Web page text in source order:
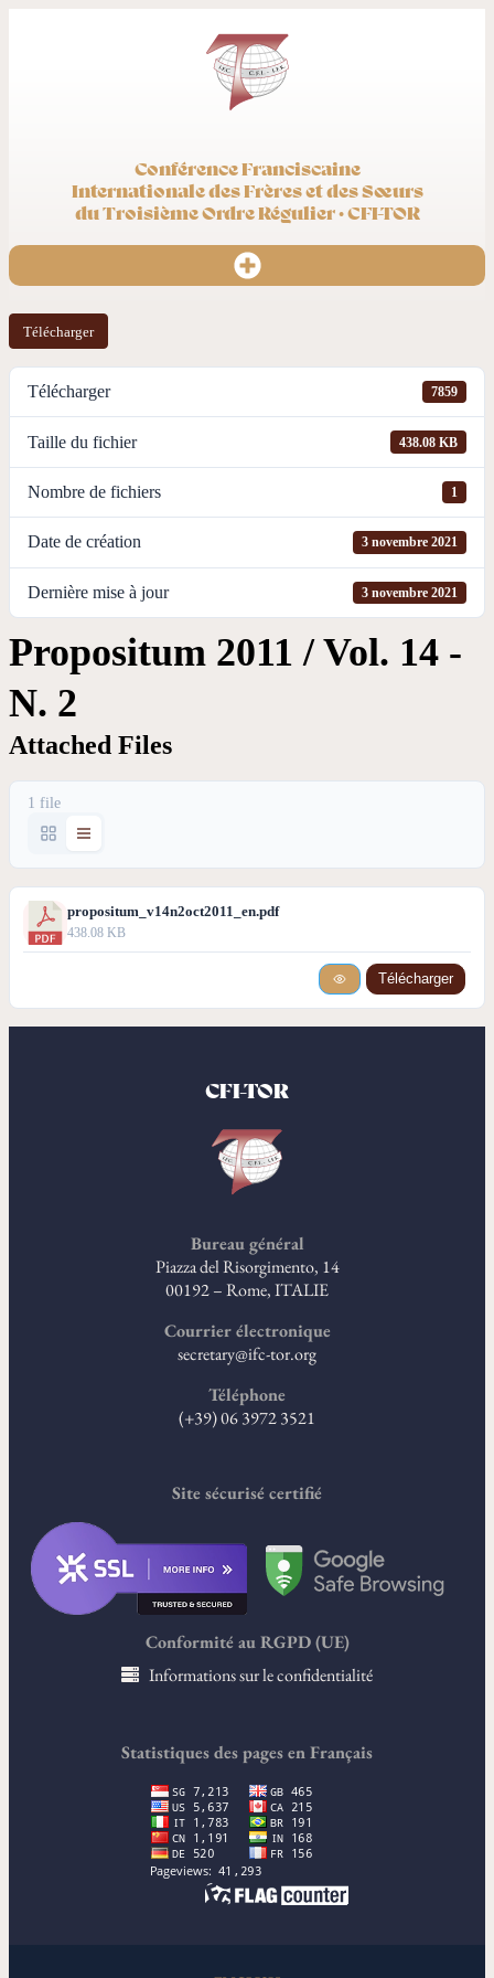
Conférence Franciscaine
Internationale des Frères et des Sœurs
du Troisième Ordre Régulier · CFI-TOR
Télécharger
Télécharger 7859
Taille du fichier 438.08 KB
Nombre de fichiers 1
Date de création 3 novembre 2021
Dernière mise à jour 3 novembre 2021
Propositum 2011 / Vol. 14 -
N. 2
Attached Files
1 file
propositum_v14n2oct2011_en.pdf
438.08 KB
Télécharger
CFI-TOR
Bureau général
Piazza del Risorgimento, 14
00192 – Rome, ITALIE
Courrier électronique
secretary@ifc-tor.org
Téléphone
(+39) 06 3972 3521
Site sécurisé certifié
Conformité au RGPD (UE)
Informations sur le confidentialité
Statistiques des pages en Français